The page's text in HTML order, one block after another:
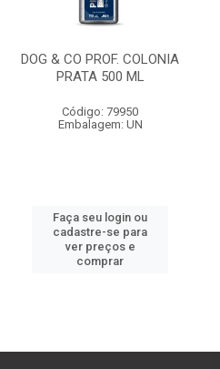
DOG & CO PROF. COLONIA
PRATA 500 ML
Código: 79950
Embalagem: UN
Faça seu login ou
cadastre-se para
ver preços e
comprar